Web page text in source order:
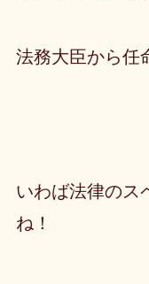
法務大臣から任
いわば法律のス
ね！